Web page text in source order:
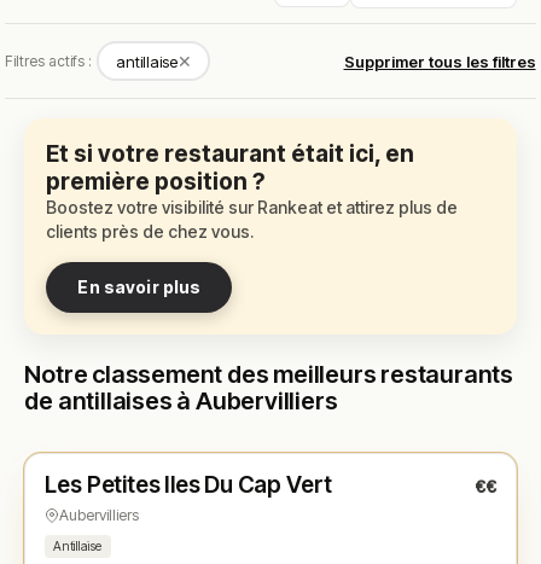
Filtres actifs : antillaise✕ Supprimer tous les filtres
Et si votre restaurant était ici, en
première position ?
Boostez votre visibilité sur Rankeat et attirez plus de
clients près de chez vous.
En savoir plus
Notre classement des meilleurs restaurants
de antillaises à Aubervilliers
★ N° 1
Les Petites Iles Du Cap Vert €€
Aubervilliers
Antillaise